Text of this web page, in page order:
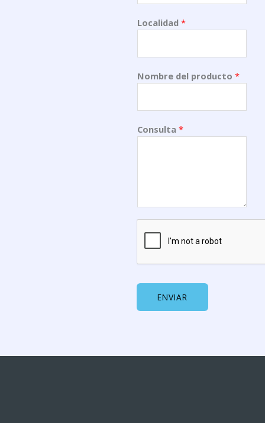
Localidad*
Nombre del producto*
Consulta*
ENVIAR